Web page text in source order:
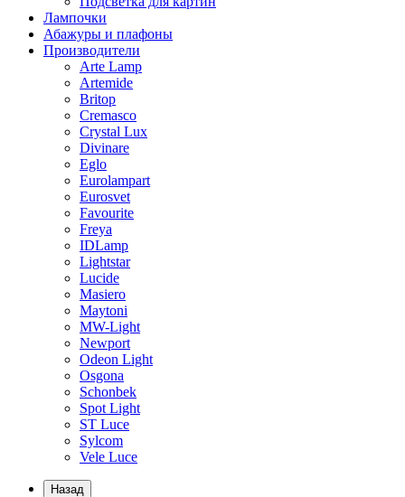
Лампочки
Абажуры и плафоны
Производители
Arte Lamp
Artemide
Britop
Cremasco
Crystal Lux
Divinare
Eglo
Eurolampart
Eurosvet
Favourite
Freya
IDLamp
Lightstar
Lucide
Masiero
Maytoni
MW-Light
Newport
Odeon Light
Osgona
Schonbek
Spot Light
ST Luce
Sylcom
Vele Luce
Назад